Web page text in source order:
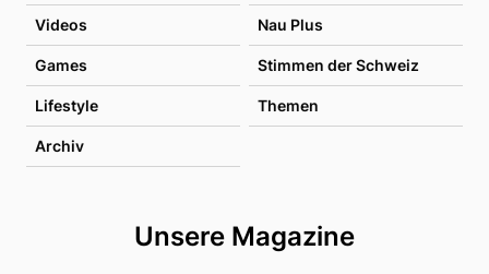
Videos Nau Plus
Games Stimmen der Schweiz
Lifestyle Themen
Archiv
Unsere Magazine